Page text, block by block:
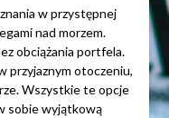
w przystępnej
nad morzem.
obciążania portfela.
przyjaznym otoczeniu,
Wszystkie te opcje
sobie wyjątkową